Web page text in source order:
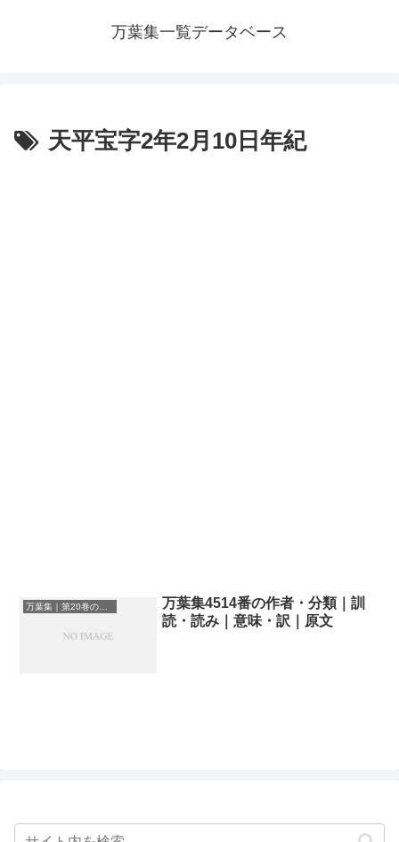
万葉集一覧データベース
天平宝字2年2月10日年紀
万葉集｜第20巻の和歌一覧
万葉集4514番の作者・分類｜訓
読・読み｜意味・訳｜原文